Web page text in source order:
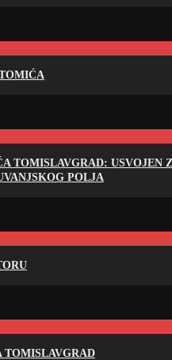
TOMISLAVGRAD:
POLJA
TOMISLAVGRAD